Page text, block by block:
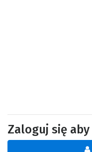
Zaloguj się